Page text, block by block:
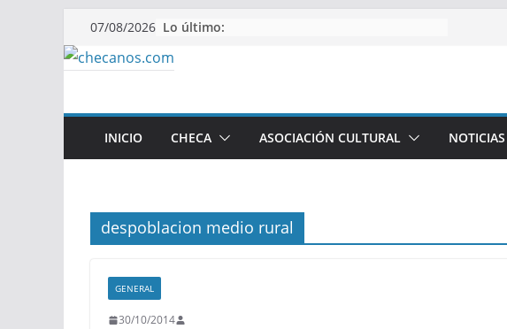
Saltar
al
contenido
07/08/2026 Lo último:
INICIO CHECA ASOCIACIÓN CULTURAL NOTICIAS
despoblacion medio rural
GENERAL
30/10/2014